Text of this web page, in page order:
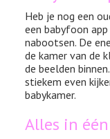
Heb je nog een
een babyfoon
nabootsen. De
de kamer van de
de beelden
stiekem even
babykamer.
Alles in